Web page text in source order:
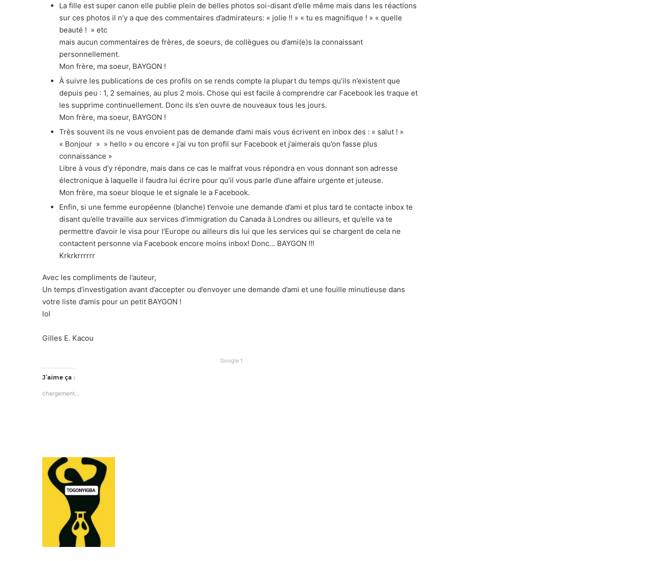
La fille est super canon elle publie plein de belles photos soi-disant d’elle même mais dans les réactions
sur ces photos il n’y a que des commentaires d’admirateurs: « jolie !! » « tu es magnifique ! » « quelle
beauté ! » etc
mais aucun commentaires de frères, de soeurs, de collègues ou d’ami(e)s la connaissant
personnellement.
Mon frère, ma soeur, BAYGON !
À suivre les publications de ces profils on se rends compte la plupart du temps qu’ils n’existent que
depuis peu : 1, 2 semaines, au plus 2 mois. Chose qui est facile à comprendre car Facebook les traque et
les supprime continuellement. Donc ils s’en ouvre de nouveaux tous les jours.
Mon frère, ma soeur, BAYGON !
Très souvent ils ne vous envoient pas de demande d’ami mais vous écrivent en inbox des : « salut ! »
« Bonjour » » hello » ou encore « j’ai vu ton profil sur Facebook et j’aimerais qu’on fasse plus
connaissance »
Libre à vous d’y répondre, mais dans ce cas le malfrat vous répondra en vous donnant son adresse
électronique à laquelle il faudra lui écrire pour qu’il vous parle d’une affaire urgente et juteuse.
Mon frère, ma soeur bloque le et signale le a Facebook.
Enfin, si une femme européenne (blanche) t’envoie une demande d’ami et plus tard te contacte inbox te
disant qu’elle travaille aux services d’immigration du Canada à Londres ou ailleurs, et qu’elle va te
permettre d’avoir le visa pour l’Europe ou ailleurs dis lui que les services qui se chargent de cela ne
contactent personne via Facebook encore moins inbox! Donc… BAYGON !!!
Krkrkrrrrrr
Avec les compliments de l’auteur,
Un temps d’investigation avant d’accepter ou d’envoyer une demande d’ami et une fouille minutieuse dans
votre liste d’amis pour un petit BAYGON !
lol
Gilles E. Kacou
Google 1
J’aime ça :
chargement…